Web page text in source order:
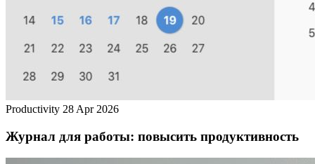
Productivity 28 Apr 2026
Журнал для работы: повысить продуктивность